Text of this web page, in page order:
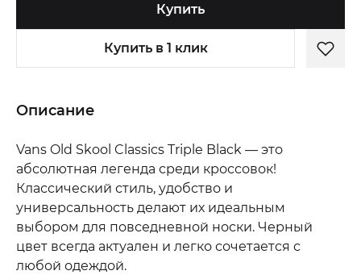
Купить
Купить в 1 клик
Описание
Vans Old Skool Classics Triple Black — это
абсолютная легенда среди кроссовок!
Классический стиль, удобство и
универсальность делают их идеальным
выбором для повседневной носки. Черный
цвет всегда актуален и легко сочетается с
любой одеждой.